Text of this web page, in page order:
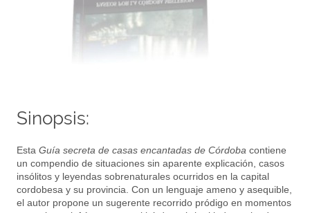
Sinopsis:
Esta Guía secreta de casas encantadas de Córdoba contiene
un compendio de situaciones sin aparente explicación, casos
insólitos y leyendas sobrenaturales ocurridos en la capital
cordobesa y su provincia. Con un lenguaje ameno y asequible,
el autor propone un sugerente recorrido pródigo en momentos